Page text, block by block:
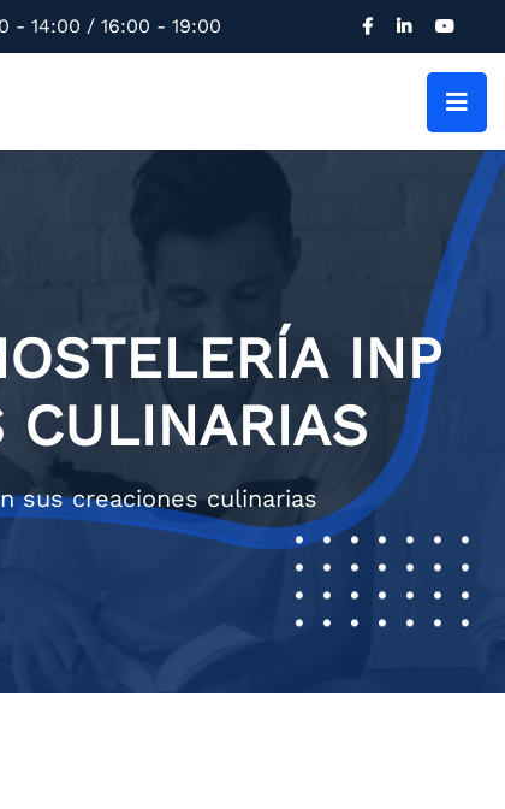
- 14:00 / 16:00 - 19:00
INP
CULINARIAS
sus creaciones culinarias